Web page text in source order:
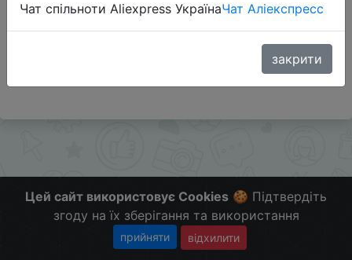
Додаткова інформація відсутня.
Слідкуйте за знижками на мобільному, в телеграм
Цей сайт використовує Cookies 🍪 Підтвердіть
згоду на їх зберігання та використання
прийняти відхилити
Чат спільноти Aliexpress УкраїнаЧат Аліекспресс
закрити